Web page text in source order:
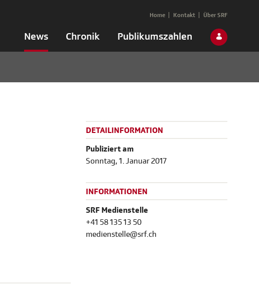
News Chronik Publikumszahlen
Home Kontakt Über SRF
DETAILINFORMATION
Publiziert am
Sonntag, 1. Januar 2017
INFORMATIONEN
SRF Medienstelle
+41 58 135 13 50
medienstelle@srf.ch